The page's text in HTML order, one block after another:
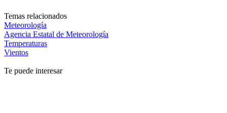
Temas relacionados
Meteorología
Agencia Estatal de Meteorología
Temperaturas
Vientos
Te puede interesar